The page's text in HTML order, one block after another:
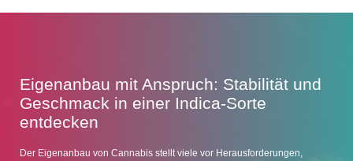
Gesundheit
Eigenanbau mit Anspruch: Stabilität und
Geschmack in einer Indica-Sorte
entdecken
Der Eigenanbau von Cannabis stellt viele vor Herausforderungen,